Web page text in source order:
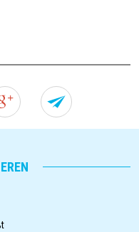
Google+
this